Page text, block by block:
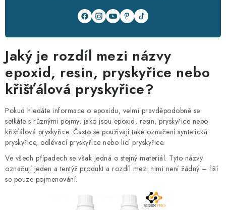
Všeobecné obchodní podmínky
GDPR
Nejčastější otázky a odpovědi
Pravidla řazení nabídek zboží
Pravidla zpracování recenzí
Poučení o souborech cookies
Volné pracovní pozice
Jaký je rozdíl mezi názvy
epoxid, resin, pryskyřice nebo
křišťálová pryskyřice?
Pokud hledáte informace o epoxidu, velmi pravděpodobně se
setkáte s různými pojmy, jako jsou epoxid, resin, pryskyřice nebo
křišťálová pryskyřice. Často se používají také označení syntetická
pryskyřice, odlévací pryskyřice nebo licí pryskyřice.
Ve všech případech se však jedná o stejný materiál. Tyto názvy
označují jeden a tentýž produkt a rozdíl mezi nimi není žádný – liší
se pouze pojmenování.